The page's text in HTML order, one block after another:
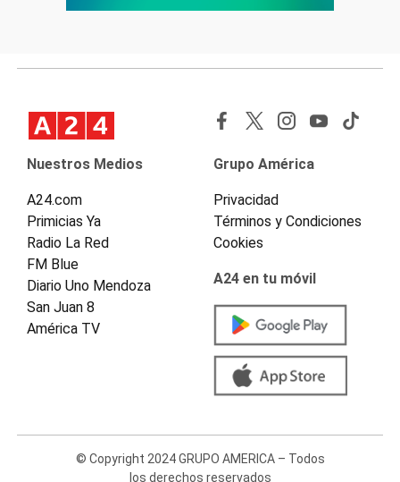
Nuestros Medios
A24.com
Primicias Ya
Radio La Red
FM Blue
Diario Uno Mendoza
San Juan 8
América TV
Grupo América
Privacidad
Términos y Condiciones
Cookies
A24 en tu móvil
© Copyright 2024 GRUPO AMERICA – Todos
los derechos reservados